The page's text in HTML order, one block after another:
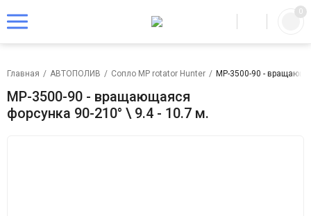
0
Главная / АВТОПОЛИВ / Сопло MP rotator Hunter / MP-3500-90 -
MP-3500-90 - вращающаяся
форсунка 90-210° \ 9.4 - 10.7 м.